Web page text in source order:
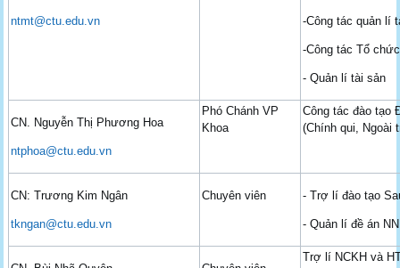
ntmt@ctu.edu.vn -Công tác quản lí
-Công tác Tổ
- Quản lí tài sản
CN. Nguyễn Thị Phương Hoa
ntphoa@ctu.edu.vn
Phó Chánh VP
Khoa
Công tác đào tạo
(Chính qui, Ngoài
CN: Trương Kim Ngân
tkngan@ctu.edu.vn
Chuyên viên - Trợ lí đào tạo
- Quản lí đề án
Trợ lí NCKH và